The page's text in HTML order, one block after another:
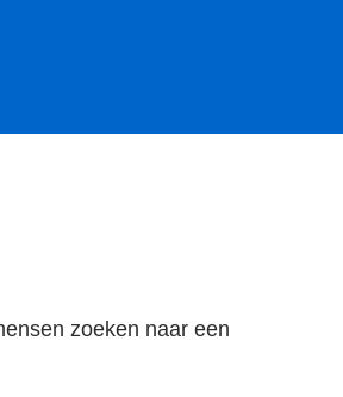
zoeken naar een